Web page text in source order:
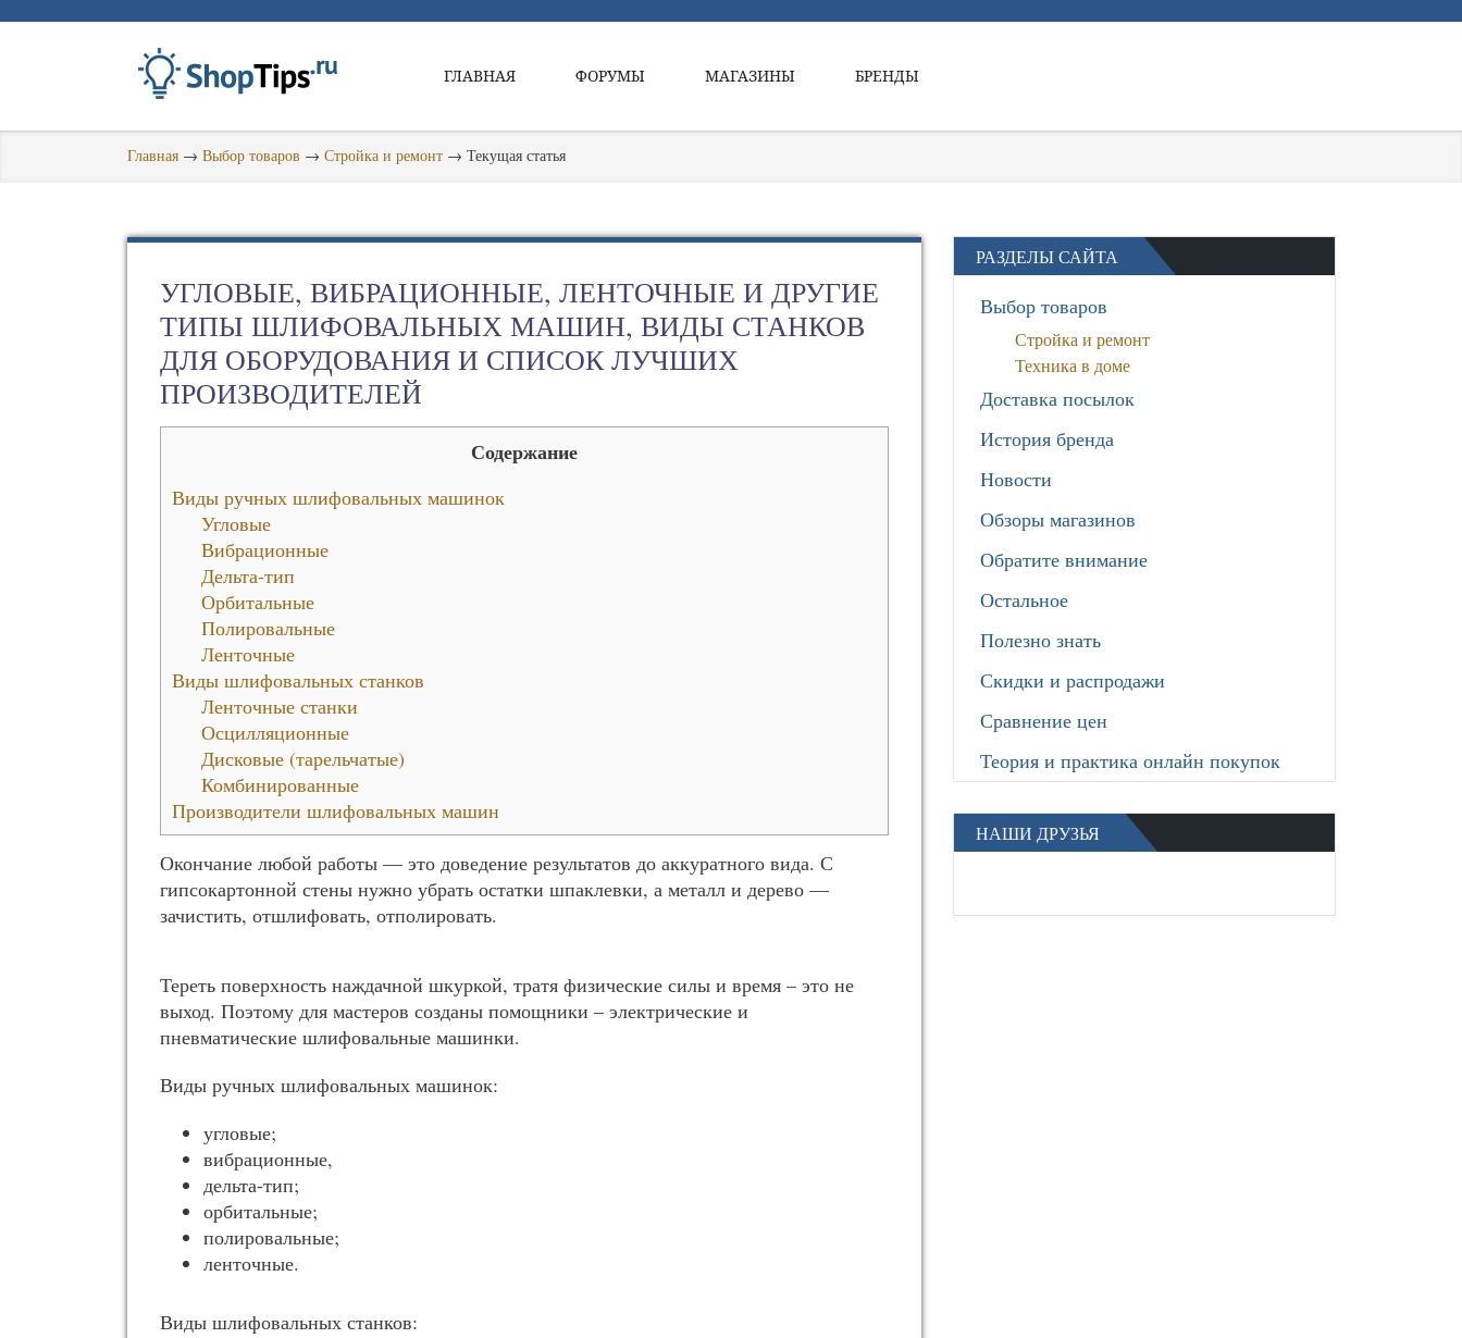
ГЛАВНАЯ ФОРУМЫ МАГАЗИНЫ БРЕНДЫ
Главная → Выбор товаров → Стройка и ремонт → Текущая статья
УГЛОВЫЕ, ВИБРАЦИОННЫЕ, ЛЕНТОЧНЫЕ И ДРУГИЕ
ТИПЫ ШЛИФОВАЛЬНЫХ МАШИН, ВИДЫ СТАНКОВ
ДЛЯ ОБОРУДОВАНИЯ И СПИСОК ЛУЧШИХ
ПРОИЗВОДИТЕЛЕЙ
Содержание
Виды ручных шлифовальных машинок
Угловые
Вибрационные
Дельта-тип
Орбитальные
Полировальные
Ленточные
Виды шлифовальных станков
Ленточные станки
Осцилляционные
Дисковые (тарельчатые)
Комбинированные
Производители шлифовальных машин
Окончание любой работы — это доведение результатов до аккуратного вида. С
гипсокартонной стены нужно убрать остатки шпаклевки, а металл и дерево —
зачистить, отшлифовать, отполировать.
Тереть поверхность наждачной шкуркой, тратя физические силы и время – это не
выход. Поэтому для мастеров созданы помощники – электрические и
пневматические шлифовальные машинки.
Виды ручных шлифовальных машинок:
угловые;
вибрационные,
дельта-тип;
орбитальные;
полировальные;
ленточные.
Виды шлифовальных станков:
РАЗДЕЛЫ САЙТА
Выбор товаров
Стройка и ремонт
Техника в доме
Доставка посылок
История бренда
Новости
Обзоры магазинов
Обратите внимание
Остальное
Полезно знать
Скидки и распродажи
Сравнение цен
Теория и практика онлайн покупок
НАШИ ДРУЗЬЯ